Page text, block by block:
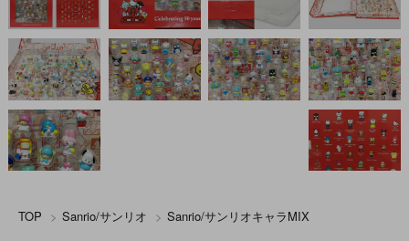
TOP > Sanrio/サンリオ > Sanrio/サンリオキャラMIX